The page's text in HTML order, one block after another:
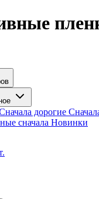
дорогие
сначала Новинки